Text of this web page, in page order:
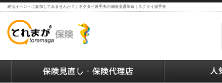
終活イベントに参加してみませんか？｜ネクタイ派手夫の保険流通革命｜ネクタイ派手夫